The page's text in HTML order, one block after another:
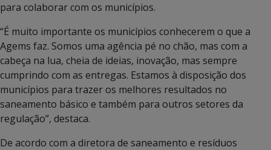
para colaborar com os municípios.
“É muito importante os municípios conhecerem o que a
Agems faz. Somos uma agência pé no chão, mas com a
cabeça na lua, cheia de ideias, inovação, mas sempre
cumprindo com as entregas. Estamos à disposição dos
municípios para trazer os melhores resultados no
saneamento básico e também para outros setores da
regulação”, destaca.
De acordo com a diretora de saneamento e resíduos